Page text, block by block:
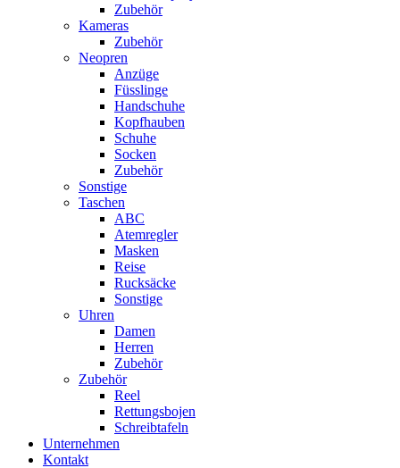
Zubehör
Kameras
Zubehör
Neopren
Anzüge
Füsslinge
Handschuhe
Kopfhauben
Schuhe
Socken
Zubehör
Sonstige
Taschen
ABC
Atemregler
Masken
Reise
Rucksäcke
Sonstige
Uhren
Damen
Herren
Zubehör
Zubehör
Reel
Rettungsbojen
Schreibtafeln
Unternehmen
Kontakt